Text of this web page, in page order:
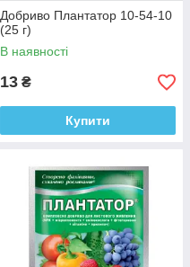
Добриво Плантатор 10-54-10
(25 г)
В наявності
13 ₴
Купити